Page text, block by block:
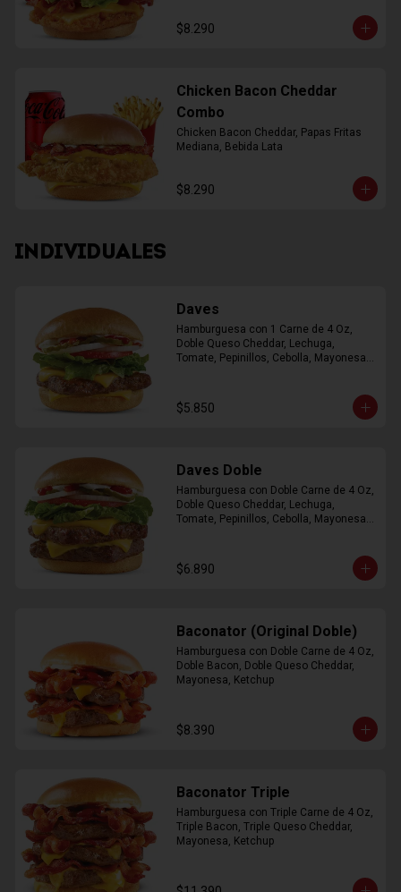
$8.290
Chicken Bacon Cheddar
Combo
Chicken Bacon Cheddar, Papas Fritas
Mediana, Bebida Lata
$8.290
INDIVIDUALES
Daves
Hamburguesa con 1 Carne de 4 Oz,
Doble Queso Cheddar, Lechuga,
Tomate, Pepinillos, Cebolla, Mayonesa,
$5.850
Daves Doble
Hamburguesa con Doble Carne de 4 Oz,
Doble Queso Cheddar, Lechuga,
Tomate, Pepinillos, Cebolla, Mayonesa,
$6.890
Baconator (Original Doble)
Hamburguesa con Doble Carne de 4 Oz,
Doble Bacon, Doble Queso Cheddar,
Mayonesa, Ketchup
$8.390
Baconator Triple
Hamburguesa con Triple Carne de 4 Oz,
Triple Bacon, Triple Queso Cheddar,
Mayonesa, Ketchup